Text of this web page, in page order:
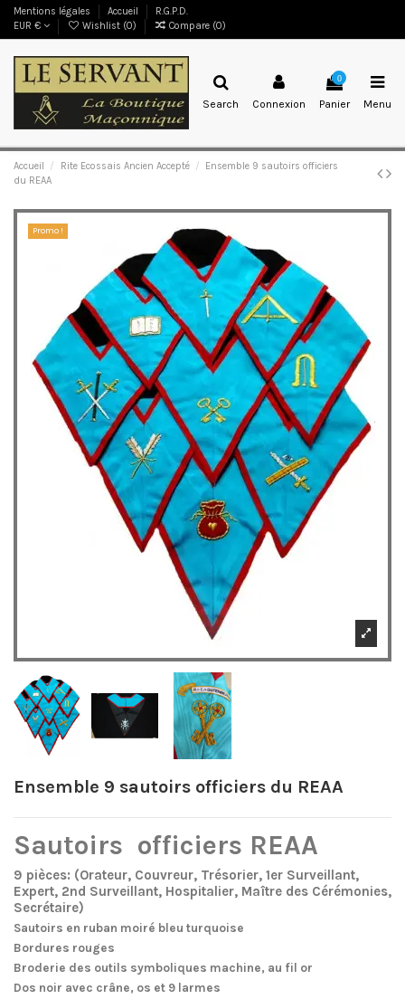
Mentions légales Accueil
R.G.P.D.
EUR €
Wishlist (0) Compare (0)
Search Connexion
0
Panier Menu
Accueil Rite Ecossais Ancien Accepté
Ensemble 9 sautoirs officiers
du REAA
Promo !
Ensemble 9 sautoirs officiers du REAA
Sautoirs officiers REAA
9 pièces: (Orateur, Couvreur, Trésorier, 1er Surveillant,
Expert, 2nd Surveillant, Hospitalier, Maître des Cérémonies,
Secrétaire)
Sautoirs en ruban moiré bleu turquoise
Bordures rouges
Broderie des outils symboliques machine, au fil or
Dos noir avec crâne, os et 9 larmes